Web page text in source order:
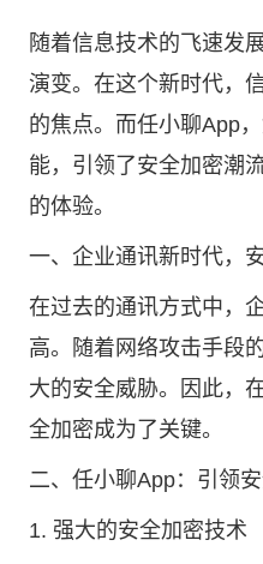
随着信息技术的飞速发
演变。在这个新时代，
的焦点。而任小聊App
能，引领了安全加密潮
的体验。
一、企业通讯新时代，
在过去的通讯方式中，
高。随着网络攻击手段
大的安全威胁。因此，
全加密成为了关键。
二、任小聊App：引领
1. 强大的安全加密技术